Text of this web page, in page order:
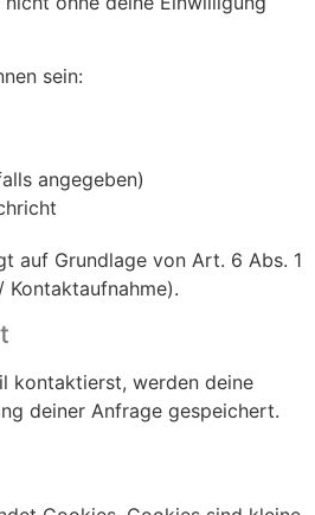
sein:
angegeben)
auf Grundlage von Art. 6 Abs. 1
Kontaktaufnahme).
kontaktierst, werden deine
deiner Anfrage gespeichert.